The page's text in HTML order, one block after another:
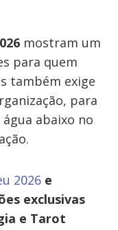
mostram um
para quem
também exige
para
abaixo no
2026 e
exclusivas
e Tarot